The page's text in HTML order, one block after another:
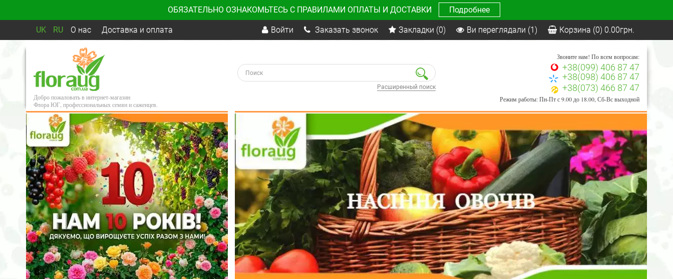
ОБЯЗАТЕЛЬНО ОЗНАКОМЬТЕСЬ С ПРАВИЛАМИ ОПЛАТЫ И ДОСТАВКИ Подробнее
UK RU О нас Доставка и оплата Войти Заказать звонок Закладки (0) Ви переглядали (1) Корзина (0) 0.00грн.
Добро пожаловать в интернет-магазин
Флора ЮГ, профессиональных семян и саженцев.
Расширенный поиск
Звоните нам! По всем вопросам:
+38(099) 406 87 47
+38(098) 406 87 47
+38(073) 466 87 47
Режим работы: Пн-Пт с 9.00 до 18.00, Сб-Вс выходной